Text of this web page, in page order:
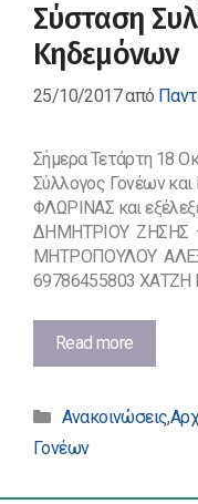
Σύσταση
Κηδεμόνων
25/10/2017από
Σήμερα Τετάρτη 18
Σύλλογος Γονέων
ΦΛΩΡΙΝΑΣ και
ΔΗΜΗΤΡΙΟΥ ΖΗΣΗΣ
ΜΗΤΡΟΠΟΥΛΟΥ
69786455803
Read moreΣύσταση
Συλλόγου
και
Κατηγορίες
Ανακοινώσεις,
Γονέων